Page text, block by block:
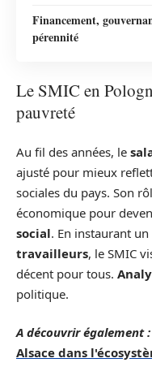
Financement,
pérennité
Le SMIC en
pauvreté
Au fil des années, le
ajusté pour mieux
sociales du pays. Son
économique pour
social. En instaurant un
travailleurs, le SMIC
décent pour tous.
politique.
A découvrir également :
Alsace dans